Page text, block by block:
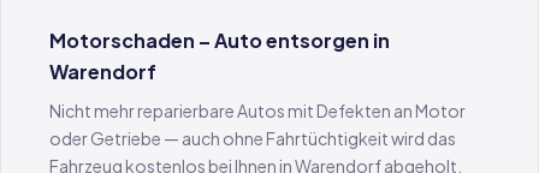
Motorschaden – Auto entsorgen in
Warendorf
Nicht mehr reparierbare Autos mit Defekten an Motor
oder Getriebe — auch ohne Fahrtüchtigkeit wird das
Fahrzeug kostenlos bei Ihnen in Warendorf abgeholt.